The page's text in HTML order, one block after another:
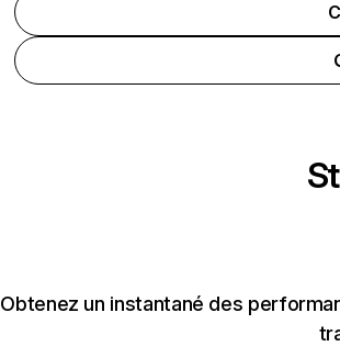
Obtenez un instantané des